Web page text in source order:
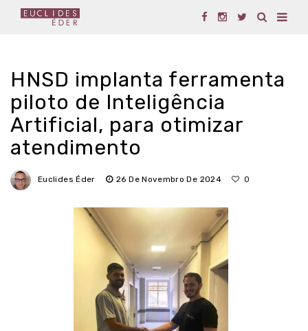
HNSD implanta ferramenta
piloto de Inteligência
Artificial, para otimizar
atendimento
Euclides Éder 26 De Novembro De 2024 0